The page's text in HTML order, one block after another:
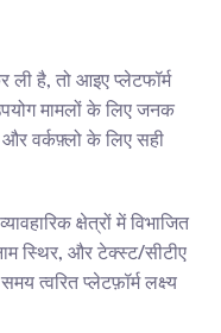
है, तो आइए प्लेटफॉर्म
मामलों के लिए जनक
वर्कफ़्लो के लिए सही
क्षेत्रों में विभाजित
स्थिर, और टेक्स्ट/सीटीए
त्वरित प्लेटफ़ॉर्म लक्ष्य